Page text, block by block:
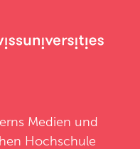
Medien und
Hochschule